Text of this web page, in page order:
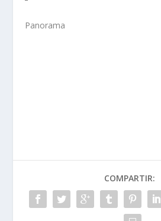
Panorama
COMPARTIR: